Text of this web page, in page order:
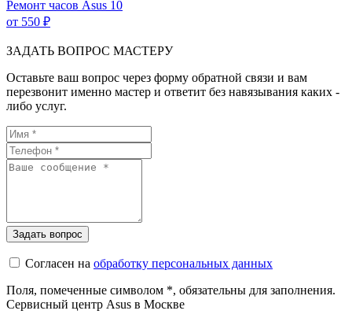
Ремонт часов Asus 10
от 550 ₽
ЗАДАТЬ ВОПРОС МАСТЕРУ
Оставьте ваш вопрос через форму обратной связи и вам
перезвонит именно мастер и ответит без навязывания каких -
либо услуг.
Согласен на обработку персональных данных
Поля, помеченные символом *, обязательны для заполнения.
Сервисный центр Asus в Москве